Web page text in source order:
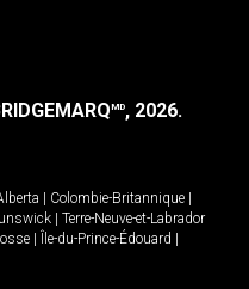
MD, 2026.
Colombie-Britannique
Terre-Neuve-et-Labrador
Île-du-Prince-Édouard